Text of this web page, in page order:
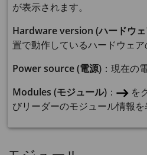
が表示されます。
Hardware version (ハードウ
置で動作しているハードウェア
Power source (電源) ：現在の
Modules (モジュール) ：
を
びリーダーのモジュール情報を